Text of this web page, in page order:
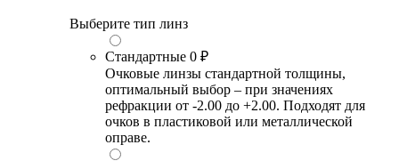
Выберите тип линз
Стандартные 0 ₽
Очковые линзы стандартной толщины,
оптимальный выбор – при значениях
рефракции от -2.00 до +2.00. Подходят для
очков в пластиковой или металлической
оправе.